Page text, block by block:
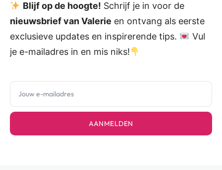
Blijf op de hoogte! Schrijf je in voor de
nieuwsbrief van Valerie en ontvang als eerste
exclusieve updates en inspirerende tips.
Vul
je e-mailadres in en mis niks!
AANMELDEN